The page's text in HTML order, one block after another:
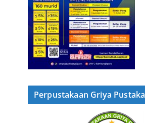
Perpustakaan Griya Pustaka